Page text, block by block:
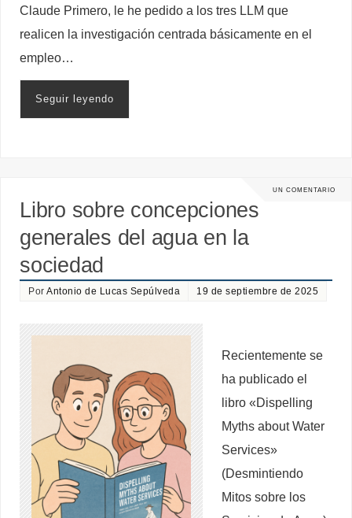
Claude Primero, le he pedido a los tres LLM que
realicen la investigación centrada básicamente en el
empleo…
Seguir leyendo
UN COMENTARIO
Libro sobre concepciones
generales del agua en la
sociedad
PorAntonio de Lucas Sepúlveda 19 de septiembre de 2025
Recientemente se
ha publicado el
libro «Dispelling
Myths about Water
Services»
(Desmintiendo
Mitos sobre los